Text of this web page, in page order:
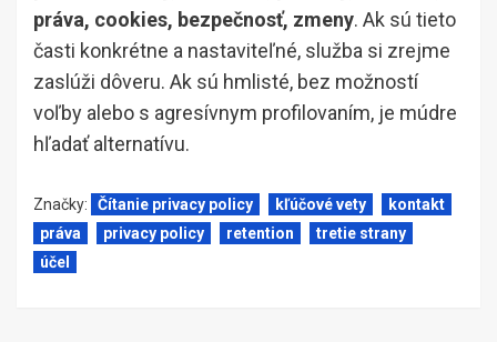
práva, cookies, bezpečnosť, zmeny. Ak sú tieto
časti konkrétne a nastaviteľné, služba si zrejme
zaslúži dôveru. Ak sú hmlisté, bez možností
voľby alebo s agresívnym profilovaním, je múdre
hľadať alternatívu.
Značky: Čítanie privacy policy kľúčové vety
kontakt
práva
privacy policy retention
tretie strany
účel